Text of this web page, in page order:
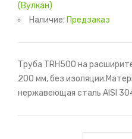
(Вулкан)
Наличие: Предзаказ
Труба TRH500 на
200 мм, без
нержавеющая сталь AISI